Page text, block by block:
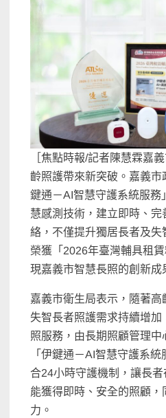
［焦點時報/記者陳慧霖嘉
齡照護帶來新突破。嘉義
鍵通－AI智慧守護系統服務
慧感測技術，建立即時、完
絡，不僅提升獨居長者及失
榮獲「2026年臺灣輔具租
現嘉義市智慧長照的創新成
嘉義市衛生局表示，隨著
失智長者照護需求持續增
照服務，由長期照顧管理
「伊鍵通－AI智慧守護系
合24小時守護機制，讓長
能獲得即時、安全的照顧，
力。